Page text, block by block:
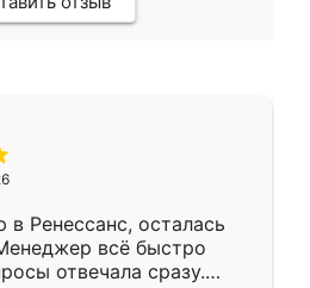
в Ренессанс, осталась
всё быстро
отвечала сразу.